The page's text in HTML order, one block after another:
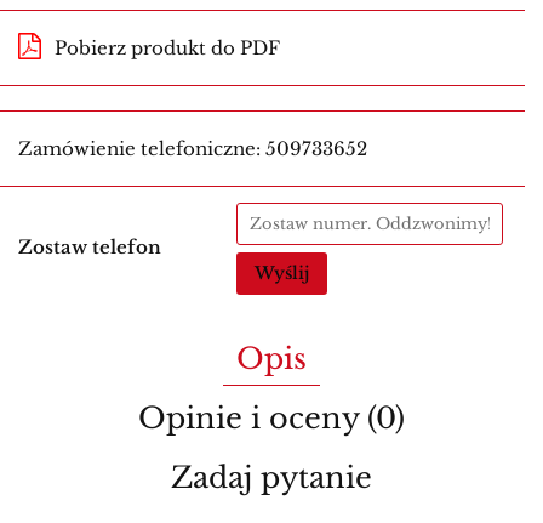
Pobierz produkt do PDF
Zamówienie telefoniczne: 509733652
Zostaw telefon
Wyślij
Opis
Opinie i oceny (0)
Zadaj pytanie